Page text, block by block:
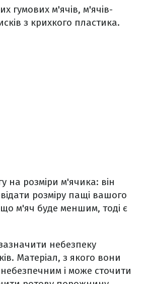
гумових м'ячів, м'ячів-
з крихкого пластика.
на розміри м'ячика: він
розміру пащі вашого
м'яч буде меншим, тоді є
небезпеку
Матеріал, з якого вони
небезпечним і може сточити